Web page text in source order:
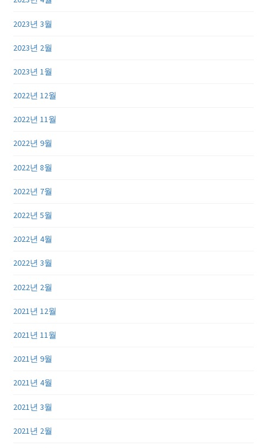
2023년 3월
2023년 2월
2023년 1월
2022년 12월
2022년 11월
2022년 9월
2022년 8월
2022년 7월
2022년 5월
2022년 4월
2022년 3월
2022년 2월
2021년 12월
2021년 11월
2021년 9월
2021년 4월
2021년 3월
2021년 2월